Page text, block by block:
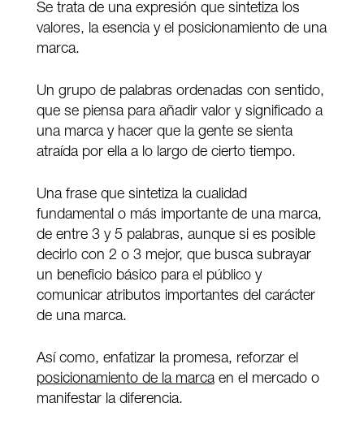
Se trata de una expresión que sintetiza los
valores, la esencia y el posicionamiento de una
marca.
Un grupo de palabras ordenadas con sentido,
que se piensa para añadir valor y significado a
una marca y hacer que la gente se sienta
atraída por ella a lo largo de cierto tiempo.
Una frase que sintetiza la cualidad
fundamental o más importante de una marca,
de entre 3 y 5 palabras, aunque si es posible
decirlo con 2 o 3 mejor, que busca subrayar
un beneficio básico para el público y
comunicar atributos importantes del carácter
de una marca.
Así como, enfatizar la promesa, reforzar el
posicionamiento de la marcaen el mercado o
manifestar la diferencia.